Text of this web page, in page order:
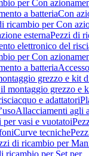
per Con
a batteriaCon
ricambio per Con
esternaPezzi di
elettronico del
per Con
a batteria
grezzo e kit
montaggio grezzo e
e adattatori
Allacciamenti agli
per vasi e vuotatoi
Curve tecniche
di ricambio per
ricambio per Set per